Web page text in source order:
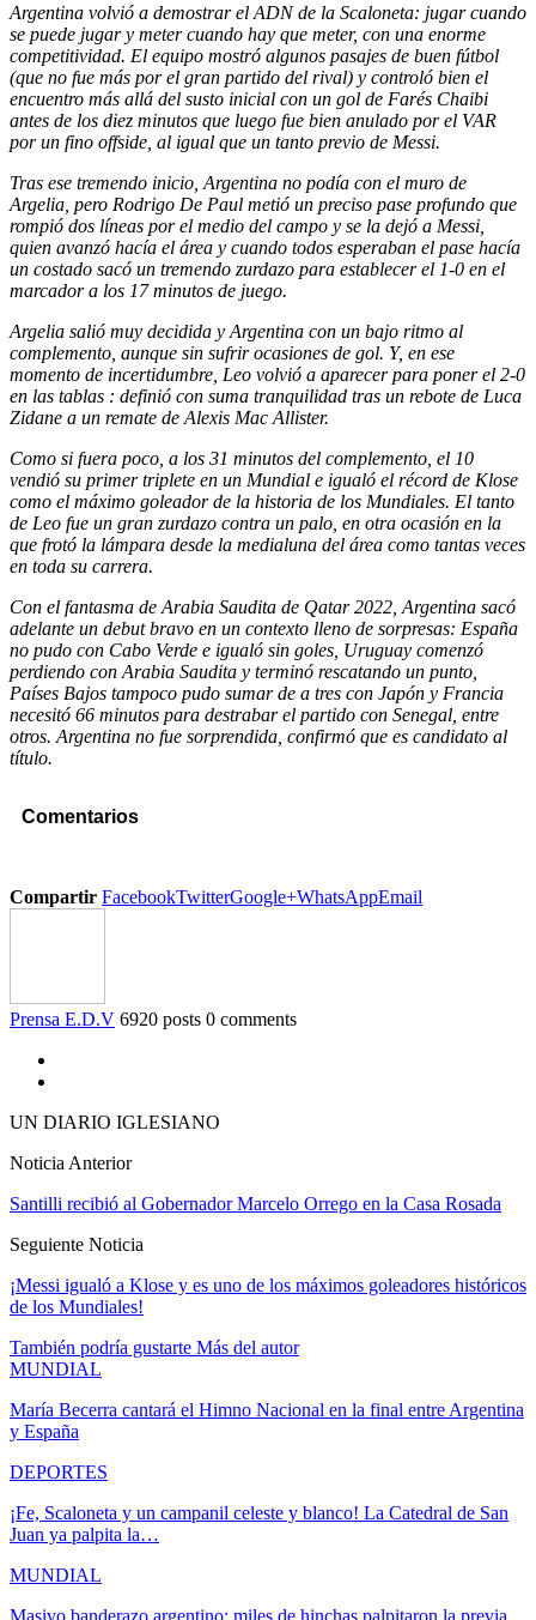
Argentina volvió a demostrar el ADN de la Scaloneta: jugar cuando
se puede jugar y meter cuando hay que meter, con una enorme
competitividad. El equipo mostró algunos pasajes de buen fútbol
(que no fue más por el gran partido del rival) y controló bien el
encuentro más allá del susto inicial con un gol de Farés Chaibi
antes de los diez minutos que luego fue bien anulado por el VAR
por un fino offside, al igual que un tanto previo de Messi.
Tras ese tremendo inicio, Argentina no podía con el muro de
Argelia, pero Rodrigo De Paul metió un preciso pase profundo que
rompió dos líneas por el medio del campo y se la dejó a Messi,
quien avanzó hacía el área y cuando todos esperaban el pase hacía
un costado sacó un tremendo zurdazo para establecer el 1-0 en el
marcador a los 17 minutos de juego.
Argelia salió muy decidida y Argentina con un bajo ritmo al
complemento, aunque sin sufrir ocasiones de gol. Y, en ese
momento de incertidumbre, Leo volvió a aparecer para poner el 2-0
en las tablas : definió con suma tranquilidad tras un rebote de Luca
Zidane a un remate de Alexis Mac Allister.
Como si fuera poco, a los 31 minutos del complemento, el 10
vendió su primer triplete en un Mundial e igualó el récord de Klose
como el máximo goleador de la historia de los Mundiales. El tanto
de Leo fue un gran zurdazo contra un palo, en otra ocasión en la
que frotó la lámpara desde la medialuna del área como tantas veces
en toda su carrera.
Con el fantasma de Arabia Saudita de Qatar 2022, Argentina sacó
adelante un debut bravo en un contexto lleno de sorpresas: España
no pudo con Cabo Verde e igualó sin goles, Uruguay comenzó
perdiendo con Arabia Saudita y terminó rescatando un punto,
Países Bajos tampoco pudo sumar de a tres con Japón y Francia
necesitó 66 minutos para destrabar el partido con Senegal, entre
otros. Argentina no fue sorprendida, confirmó que es candidato al
título.
Comentarios
Compartir FacebookTwitterGoogle+WhatsAppEmail
Prensa E.D.V 6920 posts 0 comments
UN DIARIO IGLESIANO
Noticia Anterior
Santilli recibió al Gobernador Marcelo Orrego en la Casa Rosada
Seguiente Noticia
¡Messi igualó a Klose y es uno de los máximos goleadores históricos
de los Mundiales!
También podría gustarte Más del autor
MUNDIAL
María Becerra cantará el Himno Nacional en la final entre Argentina
y España
DEPORTES
¡Fe, Scaloneta y un campanil celeste y blanco! La Catedral de San
Juan ya palpita la…
MUNDIAL